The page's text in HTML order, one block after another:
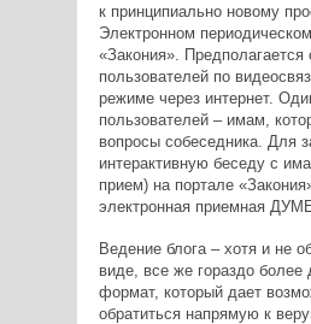
к принципиально новому
Электронном
«Закония».
пользователей по
режиме через интернет.
пользователей – имам,
вопросы собеседника. Для
интерактивную беседу с
прием) на портале
электронная приемная
Ведение блога – хотя и не
виде, все же гораздо более
формат, который дает
обратиться напрямую к